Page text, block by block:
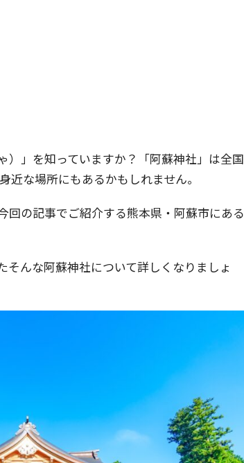
）」を知っていますか？「阿蘇神社」は全国
近な場所にもあるかもしれません。
回の記事でご紹介する熊本県・阿蘇市にある
んな阿蘇神社について詳しくなりましょ